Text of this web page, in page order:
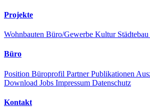
Projekte
Wohnbauten Büro/Gewerbe Kultur Städtebau
Büro
Position Büroprofil PartnerPublikationen
Download Jobs Impressum Datenschutz
Kontakt